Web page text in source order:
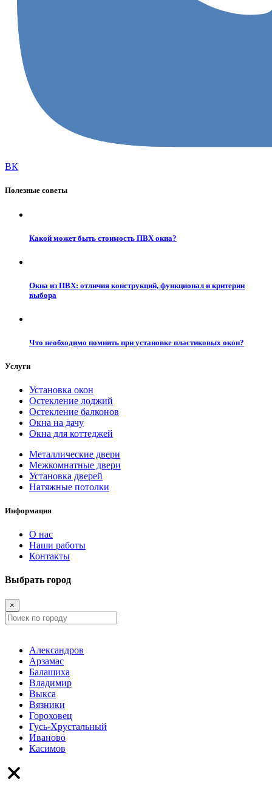
ВК
Полезные советы
Какой может быть стоимость ПВХ окна?
Окна из ПВХ: отличия конструкций, функционал и критерии
выбора
Что необходимо помнить при установке пластиковых окон?
Услуги
Установка окон
Остекление лоджий
Остекление балконов
Окна на дачу
Окна для коттеджей
Металлические двери
Межкомнатные двери
Установка дверей
Натяжные потолки
Информация
О нас
Наши работы
Контакты
Выбрать город
×
Александров
Арзамас
Балашиха
Владимир
Выкса
Вязники
Гороховец
Гусь-Хрустальный
Иваново
Касимов